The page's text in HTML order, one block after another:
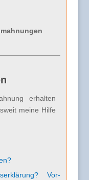
erhalten
meine Hilfe
Vor-